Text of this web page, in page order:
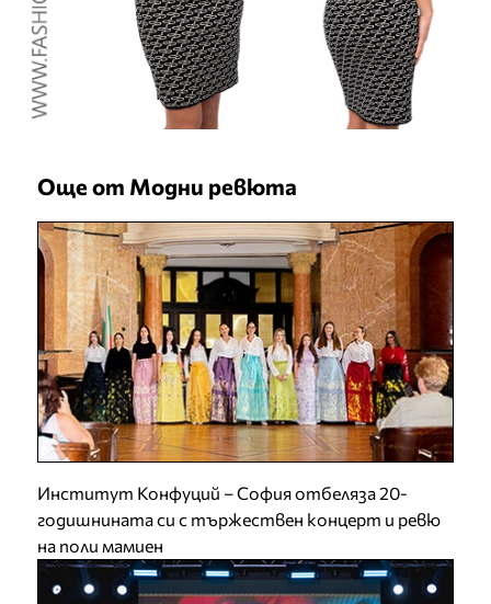
Още от Модни ревюта
Институт Конфуций – София отбеляза 20-
годишнината си с тържествен концерт и ревю
на поли мамиен